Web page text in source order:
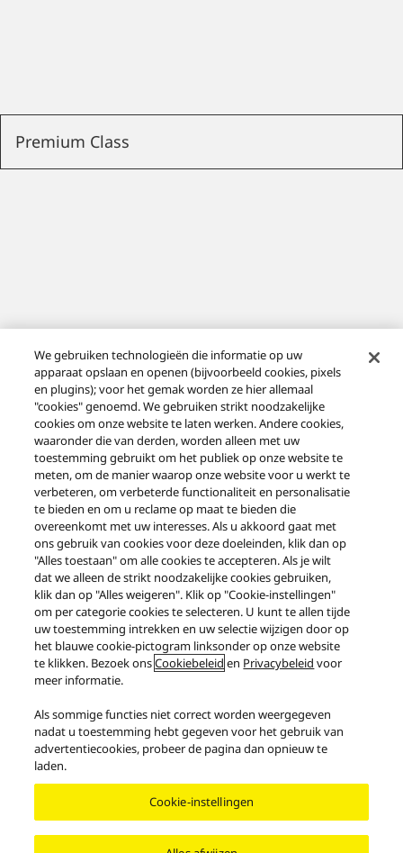
Premium Class
Direct aangedreven
draaitafelsysteem SL-100C
DE SUPPORTPAGINA VOOR DIT PRODUCT
BEZOEKEN
Ecodesign informatie downloaden
Produits Premium Class SL-100C
Facebook
Mededeling bescherming persoonsgegevens
We gebruiken technologieën die informatie op uw
apparaat opslaan en openen (bijvoorbeeld cookies, pixels
en plugins); voor het gemak worden ze hier allemaal
"cookies" genoemd. We gebruiken strikt noodzakelijke
cookies om onze website te laten werken. Andere cookies,
waaronder die van derden, worden alleen met uw
toestemming gebruikt om het publiek op onze website te
meten, om de manier waarop onze website voor u werkt te
verbeteren, om verbeterde functionaliteit en personalisatie
te bieden en om u reclame op maat te bieden die
overeenkomt met uw interesses. Als u akkoord gaat met
ons gebruik van cookies voor deze doeleinden, klik dan op
"Alles toestaan" om alle cookies te accepteren. Als je wilt
dat we alleen de strikt noodzakelijke cookies gebruiken,
klik dan op "Alles weigeren". Klik op "Cookie-instellingen"
om per categorie cookies te selecteren. U kunt te allen tijde
uw toestemming intrekken en uw selectie wijzigen door op
het blauwe cookie-pictogram linksonder op onze website
te klikken. Bezoek onsCookiebeleid en Privacybeleid voor
meer informatie.
Als sommige functies niet correct worden weergegeven
nadat u toestemming hebt gegeven voor het gebruik van
advertentiecookies, probeer de pagina dan opnieuw te
laden.
Cookie-instellingen